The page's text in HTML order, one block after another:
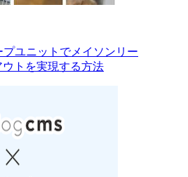
プユニットでメイソンリー
ウトを実現する方法